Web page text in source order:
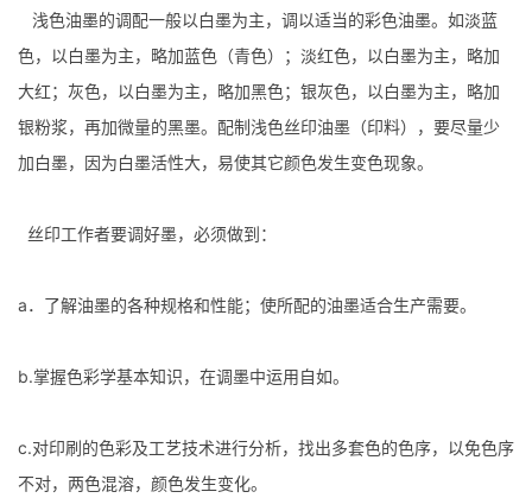
浅色油墨的调配一般以白墨为主，调以适当的彩色油墨。如淡蓝
色，以白墨为主，略加蓝色（青色）；淡红色，以白墨为主，略加
大红；灰色，以白墨为主，略加黑色；银灰色，以白墨为主，略加
银粉浆，再加微量的黑墨。配制浅色丝印油墨（印料），要尽量少
加白墨，因为白墨活性大，易使其它颜色发生变色现象。
丝印工作者要调好墨，必须做到：
a．了解油墨的各种规格和性能；使所配的油墨适合生产需要。
b.掌握色彩学基本知识，在调墨中运用自如。
c.对印刷的色彩及工艺技术进行分析，找出多套色的色序，以免色序
不对，两色混溶，颜色发生变化。